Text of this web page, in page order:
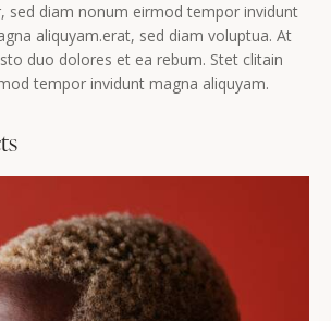
sed diam nonum eirmod tempor invidunt
aliquyam.erat, sed diam voluptua. At
duo dolores et ea rebum. Stet clitain
tempor invidunt magna aliquyam.